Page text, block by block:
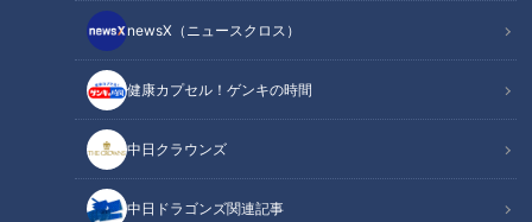
newsX（ニュースクロス）
健康カプセル！ゲンキの時間
中日クラウンズ
中日ドラゴンズ関連記事
記事に戻る